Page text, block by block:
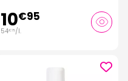
10€95
54€75/l.